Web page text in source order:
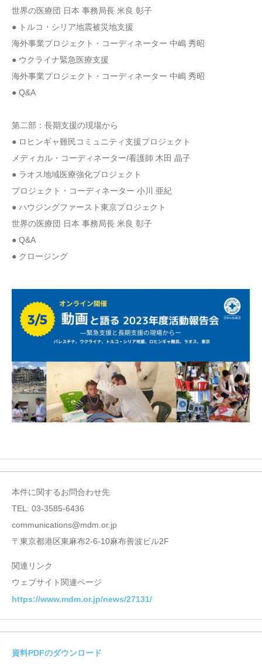
世界の医療団 日本 事務局長 米良 彰子
● トルコ・シリア地震被災地支援
海外事業プロジェクト・コーディネーター 中嶋 秀昭
● ウクライナ緊急医療支援
海外事業プロジェクト・コーディネーター 中嶋 秀昭
● Q&A
第二部：長期支援の現場から
● ロヒンギャ難民コミュニティ支援プロジェクト
メディカル・コーディネーター/看護師 木田 晶子
● ラオス地域医療強化プロジェクト
プロジェクト・コーディネーター 小川 亜紀
● ハウジングファースト東京プロジェクト
世界の医療団 日本 事務局長 米良 彰子
● Q&A
● クロージング
本件に関するお問合わせ先
TEL: 03-3585-6436
communications@mdm.or.jp
〒東京都港区東麻布2-6-10麻布善波ビル2F
関連リンク
ウェブサイト関連ページ
https://www.mdm.or.jp/news/27131/
資料PDFのダウンロード